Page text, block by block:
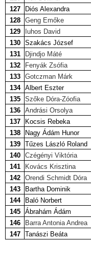
127
Diós Alexandra
128
Geng Emőke
129
Iuhos David
130
Szakács József
131
Djindjo Máté
132
Fenyák Zsófia
133
Gotczman Márk
134
Albert Eszter
135
Szőke Dóra-Zóofia
136
Andrási Orsolya
137
Kocsis Rebeka
138
Nagy Ádám Hunor
139
Tűzes László Roland
140
Czégényi Viktória
141
Kovács Krisztina
142
Orendi Schmidt Dóra
143
Bartha Dominik
144
Baló Norbert
145
Ábrahám Ádám
146
Barra Antonia Andrea
147
Tanászi Beáta